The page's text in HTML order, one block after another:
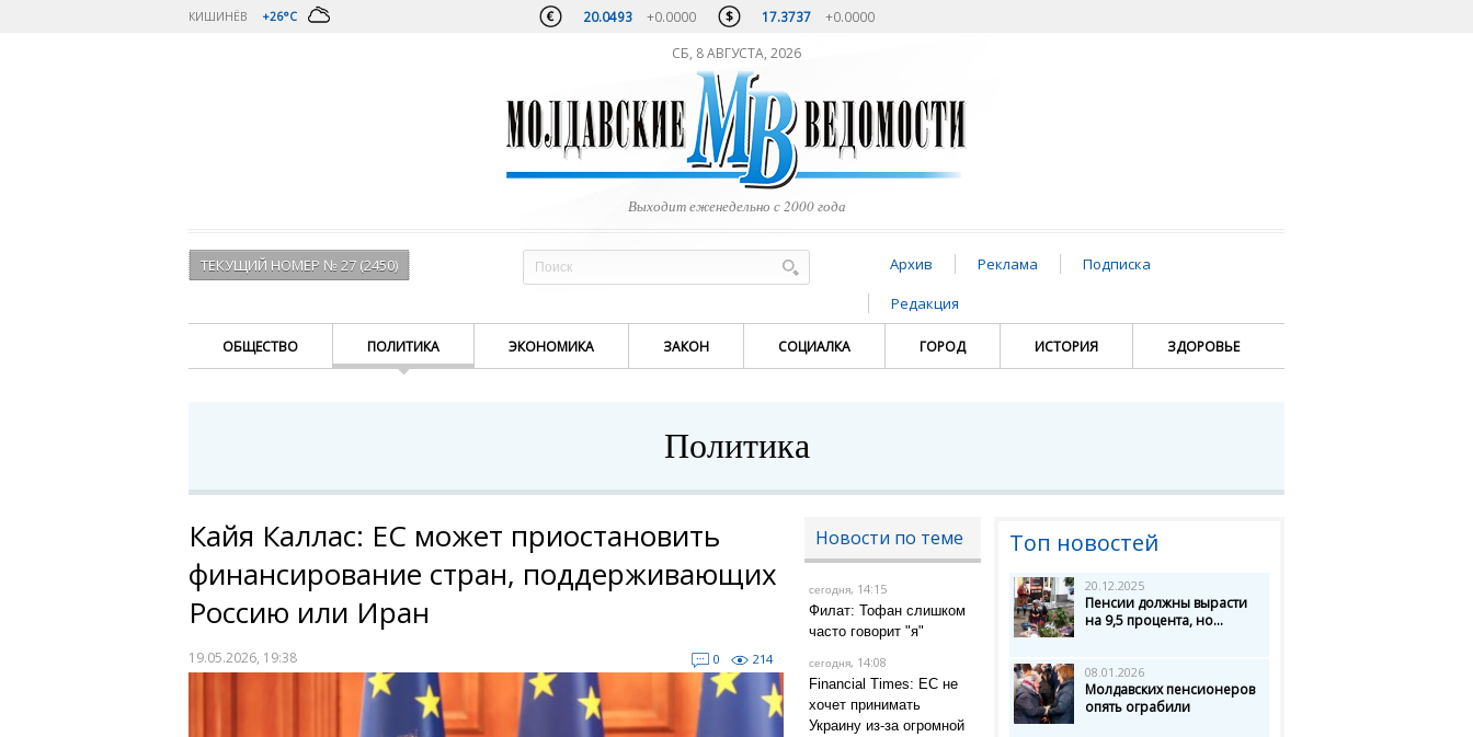
КИШИНЁВ +26°C 20.0493 +0.0000 17.3737 +0.0000
СБ, 8 АВГУСТА, 2026
Выходит еженедельно с 2000 года
ТЕКУЩИЙ НОМЕР № 27 (2450) Архив Реклама
Подписка
Редакция
ОБЩЕСТВО ПОЛИТИКА ЭКОНОМИКА ЗАКОН СОЦИАЛКА ГОРОД ИСТОРИЯ ЗДОРОВЬЕ
Политика
Кайя Каллас: ЕС может приостановить
финансирование стран, поддерживающих
Россию или Иран
19.05.2026, 19:38 0 214
Новости по теме
сегодня, 14:15
Филат: Тофан слишком
часто говорит "я"
сегодня, 14:08
Financial Times: ЕС не
хочет принимать
Украину из-за огромной
Топ новостей
20.12.2025
Пенсии должны вырасти
на 9,5 процента, но...
08.01.2026
Молдавских пенсионеров
опять ограбили